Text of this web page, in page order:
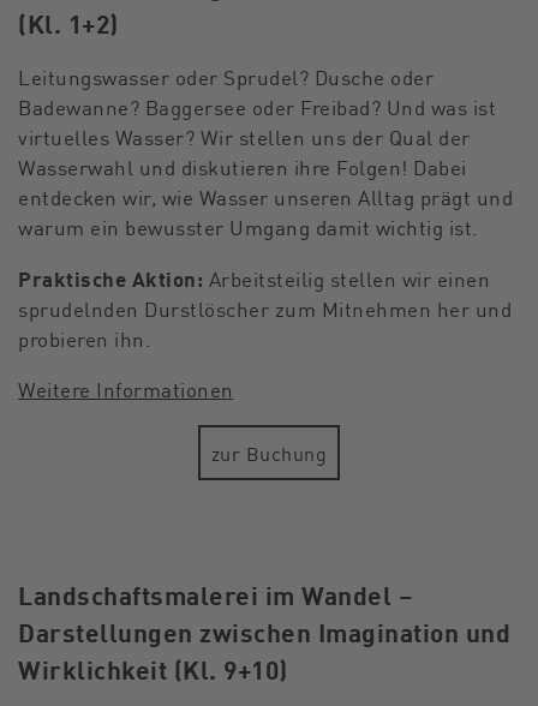
(Kl. 1+2)
Leitungswasser oder Sprudel? Dusche oder
Badewanne? Baggersee oder Freibad? Und was ist
virtuelles Wasser? Wir stellen uns der Qual der
Wasserwahl und diskutieren ihre Folgen! Dabei
entdecken wir, wie Wasser unseren Alltag prägt und
warum ein bewusster Umgang damit wichtig ist.
Praktische Aktion: Arbeitsteilig stellen wir einen
sprudelnden Durstlöscher zum Mitnehmen her und
probieren ihn.
Weitere Informationen
zur Buchung
Landschaftsmalerei im Wandel –
Darstellungen zwischen Imagination und
Wirklichkeit (Kl. 9+10)